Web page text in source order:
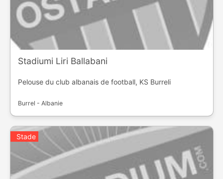
Stadiumi Liri Ballabani
Pelouse du club albanais de football, KS Burreli
Burrel - Albanie
Stade